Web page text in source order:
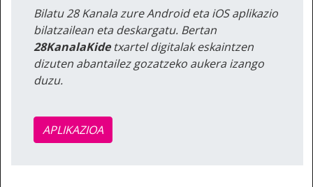
Bilatu 28 Kanala zure Android eta iOS aplikazio
bilatzailean eta deskargatu. Bertan
28KanalaKidetxartel digitalak eskaintzen
dizuten abantailez gozatzeko aukera izango
duzu.
APLIKAZIOA